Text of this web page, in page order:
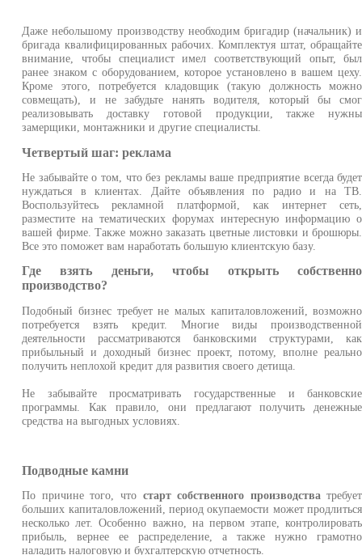
Даже небольшому производству необходим бригадир (начальник) и
бригада квалифицированных рабочих. Комплектуя штат, обращайте
внимание, чтобы специалист имел соответствующий опыт, был
ранее знаком с оборудованием, которое установлено в вашем цеху.
Кроме этого, потребуется кладовщик (такую должность можно
совмещать), и не забудьте нанять водителя, который бы смог
реализовывать доставку готовой продукции, также нужны
замерщики, монтажники и другие специалисты.
Четвертый шаг: реклама
Не забывайте о том, что без рекламы ваше предприятие всегда будет
нуждаться в клиентах. Дайте объявления по радио и на ТВ.
Воспользуйтесь рекламной платформой, как интернет сеть,
разместите на тематических форумах интересную информацию о
вашей фирме. Также можно заказать цветные листовки и брошюры.
Все это поможет вам наработать большую клиентскую базу.
Где взять деньги, чтобы открыть собственно
производство?
Подобный бизнес требует не малых капиталовложений, возможно
потребуется взять кредит. Многие виды производственной
деятельности рассматриваются банковскими структурами, как
прибыльный и доходный бизнес проект, потому, вполне реально
получить неплохой кредит для развития своего детища.
Не забывайте просматривать государственные и банковские
программы. Как правило, они предлагают получить денежные
средства на выгодных условиях.
Подводные камни
По причине того, что старт собственного производстватребует
больших капиталовложений, период окупаемости может продлиться
несколько лет. Особенно важно, на первом этапе, контролировать
прибыль, вернее ее распределение, а также нужно грамотно
наладить налоговую и бухгалтерскую отчетность.